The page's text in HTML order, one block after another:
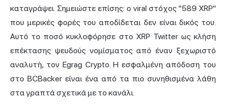
καταγράψει. Σημειώστε επίσης: ο viral στόχος "589 XRP"
που μερικές φορές του αποδίδεται δεν είναι δικός του.
Αυτό το ποσό κυκλοφόρησε στο XRP Twitter ως κλήση
επέκτασης ψευδούς νομίσματος από έναν ξεχωριστό
αναλυτή, τον Egrag Crypto. Η εσφαλμένη απόδοση του
στο BCBacker είναι ένα από τα πιο συνηθισμένα λάθη
στα γραπτά σχετικά με το κανάλι.